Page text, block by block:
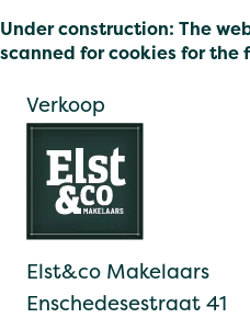
Under construction: The
scanned for cookies for the
Verkoop
Elst&co Makelaars
Enschedesestraat 41